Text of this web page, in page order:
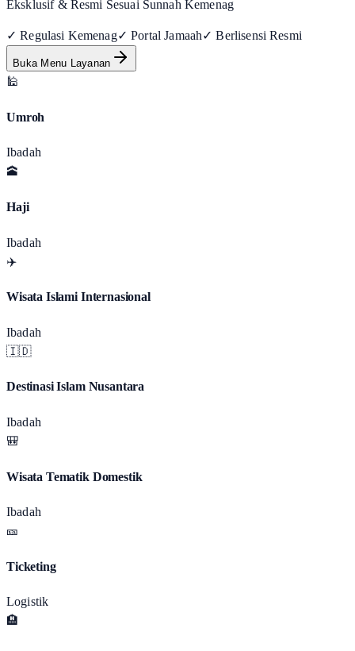
Eksklusif & Resmi Sesuai Sunnah Kemenag
✓ Regulasi Kemenag✓ Portal Jamaah✓ Berlisensi Resmi
Buka Menu Layanan
🕌
Umroh
Ibadah
🕋
Haji
Ibadah
✈️
Wisata Islami Internasional
Ibadah
🇮🇩
Destinasi Islam Nusantara
Ibadah
🎒
Wisata Tematik Domestik
Ibadah
🎫
Ticketing
Logistik
🏨